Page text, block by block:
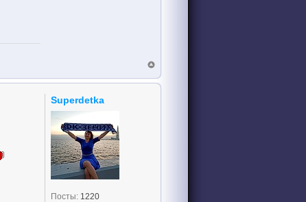
Superdetka
Посты: 1220